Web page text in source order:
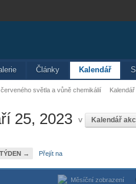
Články Kalendář
světla a vůně chemikálií Kalendář
25, 2023 v Kalendář
→ Přejít na
Měsíční zobrazení